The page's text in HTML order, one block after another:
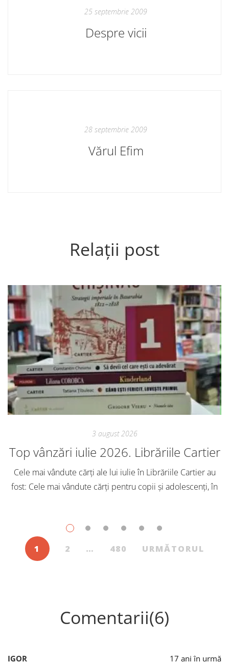
25 septembrie 2009
Despre vicii
28 septembrie 2009
Vărul Efim
Relații post
3 august 2026
Top vânzări iulie 2026. Librăriile Cartier
Cele mai vândute cărți ale lui iulie în Librăriile Cartier au
fost: Cele mai vândute cărți pentru copii și adolescenți, în
1 2 … 480 URMĂTORUL
Comentarii(6)
IGOR 17 ani în urmă